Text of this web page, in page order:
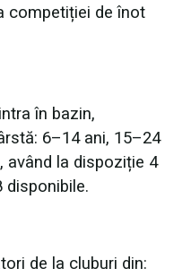
competiției de înot
în bazin,
6–14 ani, 15–24
având la dispoziție 4
disponibile.
de la cluburi din: